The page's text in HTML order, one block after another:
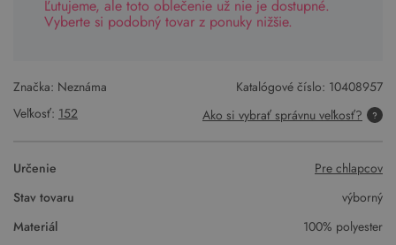
Ľutujeme, ale toto oblečenie už nie je dostupné.
Vyberte si podobný tovar z ponuky nižšie.
Značka: Neznáma Katalógové číslo: 10408957
Veľkosť: 152 Ako si vybrať správnu veľkosť?
Určenie
Pre chlapcov
Stav tovaru
výborný
Materiál
100% polyester